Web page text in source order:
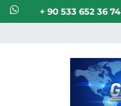
+ 90 533 652 36 74